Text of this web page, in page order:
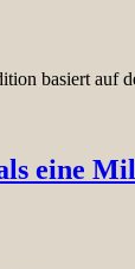
basiert auf
eine